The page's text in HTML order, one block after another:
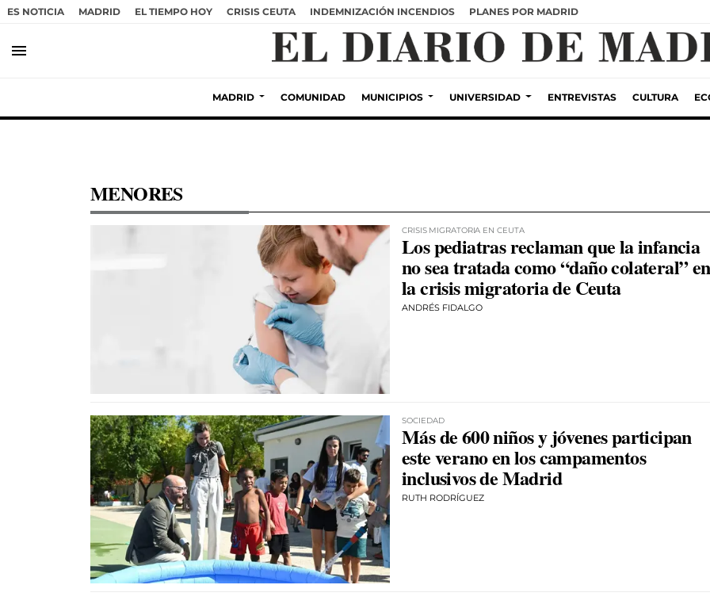
ES NOTICIA MADRID EL TIEMPO HOY CRISIS CEUTA INDEMNIZACIÓN INCENDIOS PLANES POR MADRID
menu
MADRID COMUNIDAD MUNICIPIOS UNIVERSIDAD ENTREVISTAS CULTURA
MENORES
CRISIS MIGRATORIA EN CEUTA
Los pediatras reclaman que la infancia
no sea tratada como “daño colateral” en
la crisis migratoria de Ceuta
ANDRÉS FIDALGO
SOCIEDAD
Más de 600 niños y jóvenes participan
este verano en los campamentos
inclusivos de Madrid
RUTH RODRÍGUEZ